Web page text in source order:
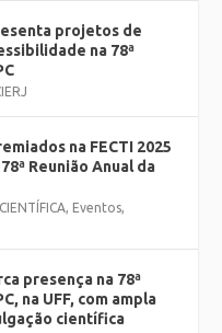
projetos de
na 78ª
na FECTI 2025
Reunião Anual da
, Eventos,
presença na 78ª
na UFF, com ampla
científica